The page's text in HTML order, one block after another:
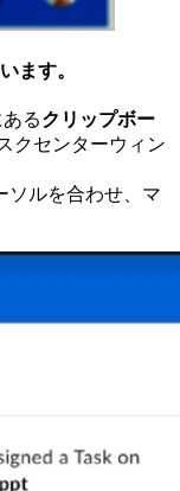
ます。
るクリップボー
クセンターウィン
ソルを合わせ、マ